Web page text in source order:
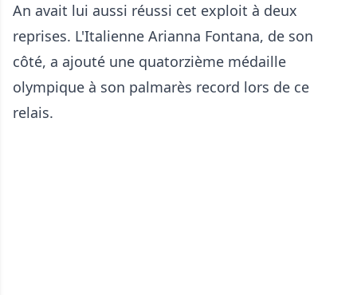
An avait lui aussi réussi cet exploit à deux
reprises. L'Italienne Arianna Fontana, de son
côté, a ajouté une quatorzième médaille
olympique à son palmarès record lors de ce
relais.